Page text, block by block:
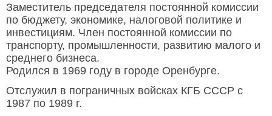
Заместитель председателя постоянной комиссии
по бюджету, экономике, налоговой политике и
инвестициям. Член постоянной комиссии по
транспорту, промышленности, развитию малого и
среднего бизнеса.
Родился в 1969 году в городе Оренбурге.
Отслужил в пограничных войсках КГБ СССР с
1987 по 1989 г.